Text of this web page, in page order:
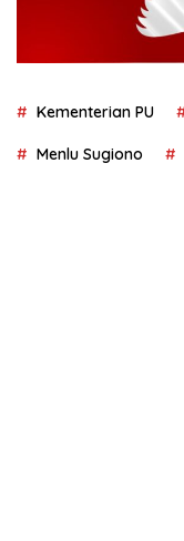
Kementerian PU
Menlu Sugiono